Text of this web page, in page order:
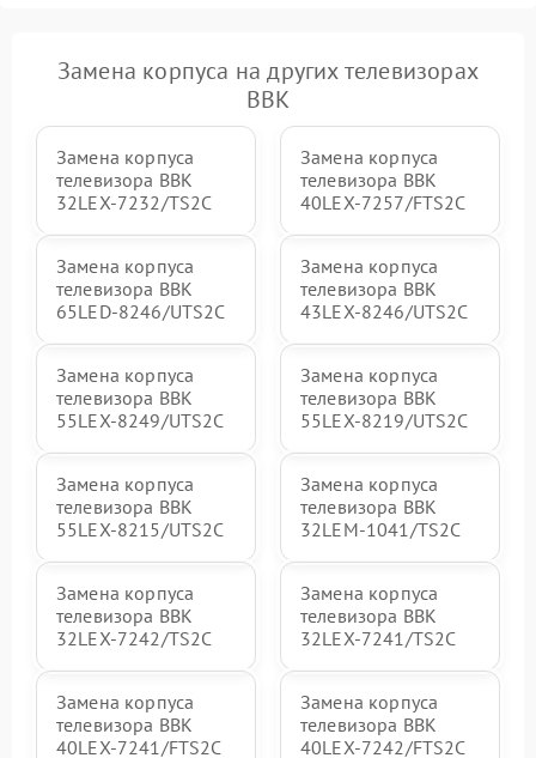
Замена корпуса на других телевизорах
BBK
Замена корпуса
телевизора BBK
32LEX-7232/TS2C
Замена корпуса
телевизора BBK
40LEX-7257/FTS2C
Замена корпуса
телевизора BBK
65LED-8246/UTS2C
Замена корпуса
телевизора BBK
43LEX-8246/UTS2C
Замена корпуса
телевизора BBK
55LEX-8249/UTS2C
Замена корпуса
телевизора BBK
55LEX-8219/UTS2C
Замена корпуса
телевизора BBK
55LEX-8215/UTS2C
Замена корпуса
телевизора BBK
32LEM-1041/TS2C
Замена корпуса
телевизора BBK
32LEX-7242/TS2C
Замена корпуса
телевизора BBK
32LEX-7241/TS2C
Замена корпуса
телевизора BBK
40LEX-7241/FTS2C
Замена корпуса
телевизора BBK
40LEX-7242/FTS2C